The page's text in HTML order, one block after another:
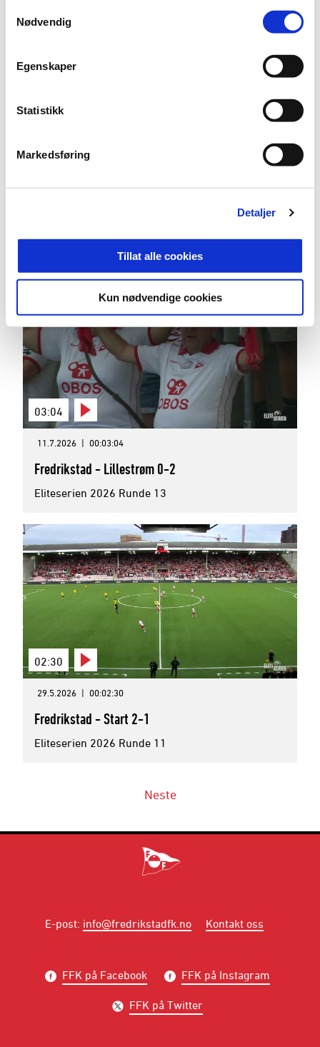
Nødvendig
Egenskaper
Statistikk
Markedsføring
Detaljer
Tillat alle cookies
Kun nødvendige cookies
03:27
Eliteserien 2026 Runde 14
03:04
11.7.2026 | 00:03:04
Fredrikstad - Lillestrøm 0-2
Eliteserien 2026 Runde 13
02:30
29.5.2026 | 00:02:30
Fredrikstad - Start 2-1
Eliteserien 2026 Runde 11
Neste
E-post: info@fredrikstadfk.no Kontakt oss
FFK på Facebook FFK på Instagram
FFK på Twitter